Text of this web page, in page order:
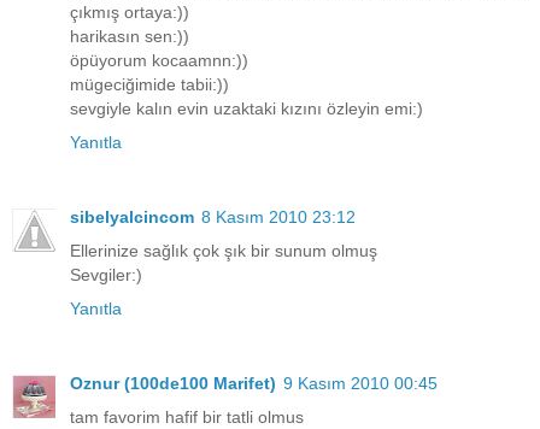
çıkmış ortaya:))
harikasın sen:))
öpüyorum kocaamnn:))
mügeciğimide tabii:))
sevgiyle kalın evin uzaktaki kızını özleyin emi:)
Yanıtla
sibelyalcincom 8 Kasım 2010 23:12
Ellerinize sağlık çok şık bir sunum olmuş
Sevgiler:)
Yanıtla
Oznur (100de100 Marifet) 9 Kasım 2010 00:45
tam favorim hafif bir tatli olmus